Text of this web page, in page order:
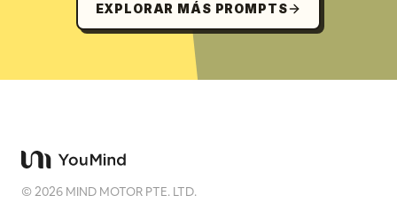
EXPLORAR MÁS PROMPTS
©2026 MIND MOTOR PTE. LTD.